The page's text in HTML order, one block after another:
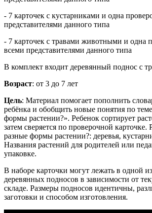
- 7 карточек с кустарниками и одна
представителями данного типа
- 7 карточек с травами животными и одна
всеми представителями данного типа
В комплект входит деревянный поднос с
Возраст: от 3 до 7 лет
Цель: Материал помогает пополнить
ребёнка и обобщить новые понятия по
формы растении?». Ребенок сортирует
затем сверяется по проверочной карточке.
разные формы растении?: деревья,
Названия растений для родителей или
упаковке.
В наборе карточки могут лежать в одной
деревянных подносов в зависимости от
складе. Размеры подносов идентичны,
заготовки и способом изготовления.